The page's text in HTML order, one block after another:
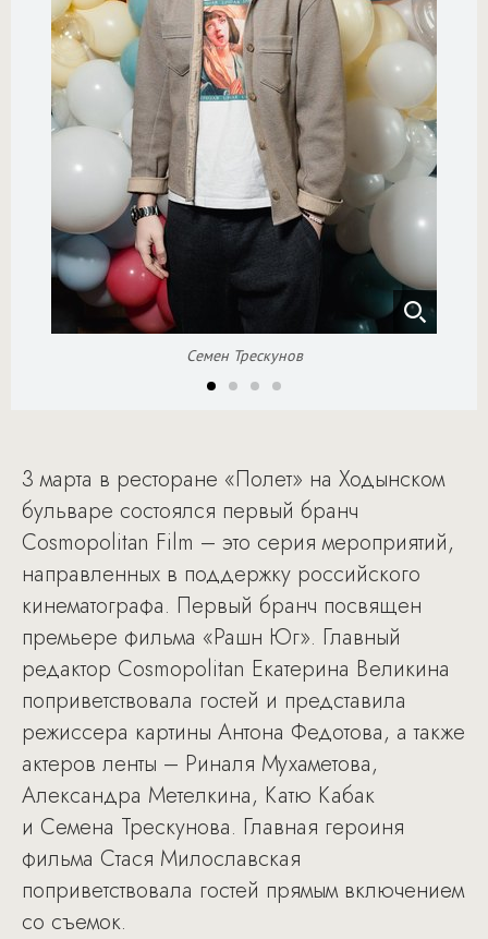
Семен Трескунов
3 марта в ресторане «Полет» на Ходынском
бульваре состоялся первый бранч
Cosmopolitan Film – это серия мероприятий,
направленных в поддержку российского
кинематографа. Первый бранч посвящен
премьере фильма «Рашн Юг». Главный
редактор Cosmopolitan Екатерина Великина
поприветствовала гостей и представила
режиссера картины Антона Федотова, а также
актеров ленты – Риналя Мухаметова,
Александра Метелкина, Катю Кабак
и Семена Трескунова. Главная героиня
фильма Стася Милославская
поприветствовала гостей прямым включением
со съемок.